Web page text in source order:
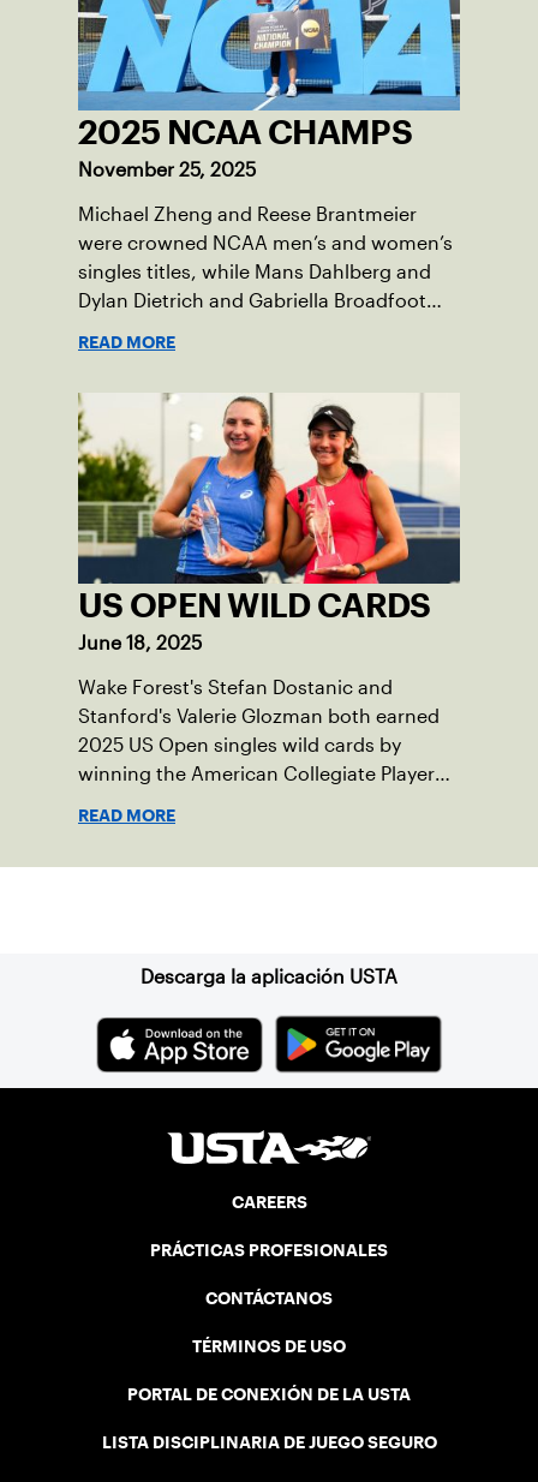
2025 NCAA CHAMPS
November 25, 2025
Michael Zheng and Reese Brantmeier
were crowned NCAA men’s and women’s
singles titles, while Mans Dahlberg and
Dylan Dietrich and Gabriella Broadfoot
READ MORE
US OPEN WILD CARDS
June 18, 2025
Wake Forest's Stefan Dostanic and
Stanford's Valerie Glozman both earned
2025 US Open singles wild cards by
winning the American Collegiate Player
READ MORE
Descarga la aplicación USTA
CAREERS
PRÁCTICAS PROFESIONALES
CONTÁCTANOS
TÉRMINOS DE USO
PORTAL DE CONEXIÓN DE LA USTA
LISTA DISCIPLINARIA DE JUEGO SEGURO